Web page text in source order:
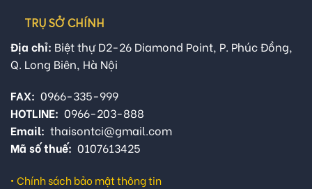
TRỤ SỞ CHÍNH
Địa chỉ: Biệt thự D2-26 Diamond Point, P. Phúc Đồng,
Q. Long Biên, Hà Nội
FAX: 0966-335-999
HOTLINE: 0966-203-888
Email: thaisontci@gmail.com
Mã số thuế: 0107613425
• Chính sách bảo mật thông tin